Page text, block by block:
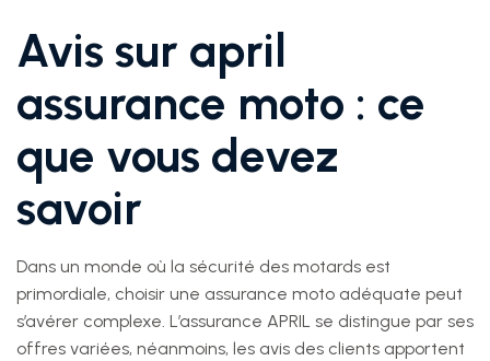
Avis sur april
assurance moto : ce
que vous devez
savoir
Dans un monde où la sécurité des motards est
primordiale, choisir une assurance moto adéquate peut
s’avérer complexe. L’assurance APRIL se distingue par ses
offres variées, néanmoins, les avis des clients apportent